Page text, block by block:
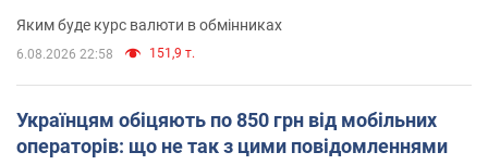
Яким буде курс валюти в обмінниках
6.08.2026 22:58 151,9 т.
Українцям обіцяють по 850 грн від мобільних
операторів: що не так з цими повідомленнями